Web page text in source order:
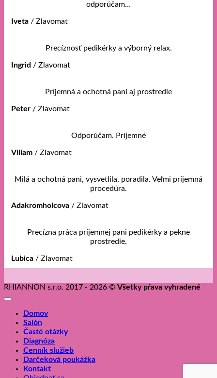
odporúčam…
Iveta / Zlavomat
Precíznosť pedikérky a výborný relax.
Ingrid / Zlavomat
Príjemná a ochotná pani aj prostredie
Peter / Zlavomat
Odporúčam. Príjemné
Viliam / Zlavomat
Milá a ochotná pani, vysvetlila, poradila. Veľmi príjemná
procedúra.
Adakromholcova / Zlavomat
Precízna práca príjemnej pani pedikérky a pekne
prostredie.
Lubica / Zlavomat
RHIANNON s.r.o. 2017 - 2026 © Všetky pŕava vyhradené
Domov
Salón
Časté otázky
Diagnóza
Cenník služieb
Darčeková poukážka
Kontakt